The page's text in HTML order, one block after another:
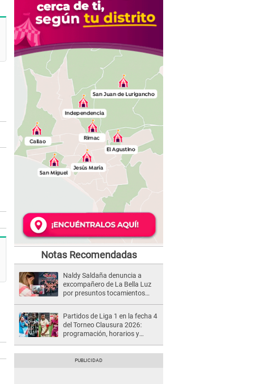
Notas Recomendadas
Naldy Saldaña denuncia a
excompañero de La Bella Luz
por presuntos tocamientos
Partidos de Liga 1 en la fecha 4
del Torneo Clausura 2026:
programación, horarios y